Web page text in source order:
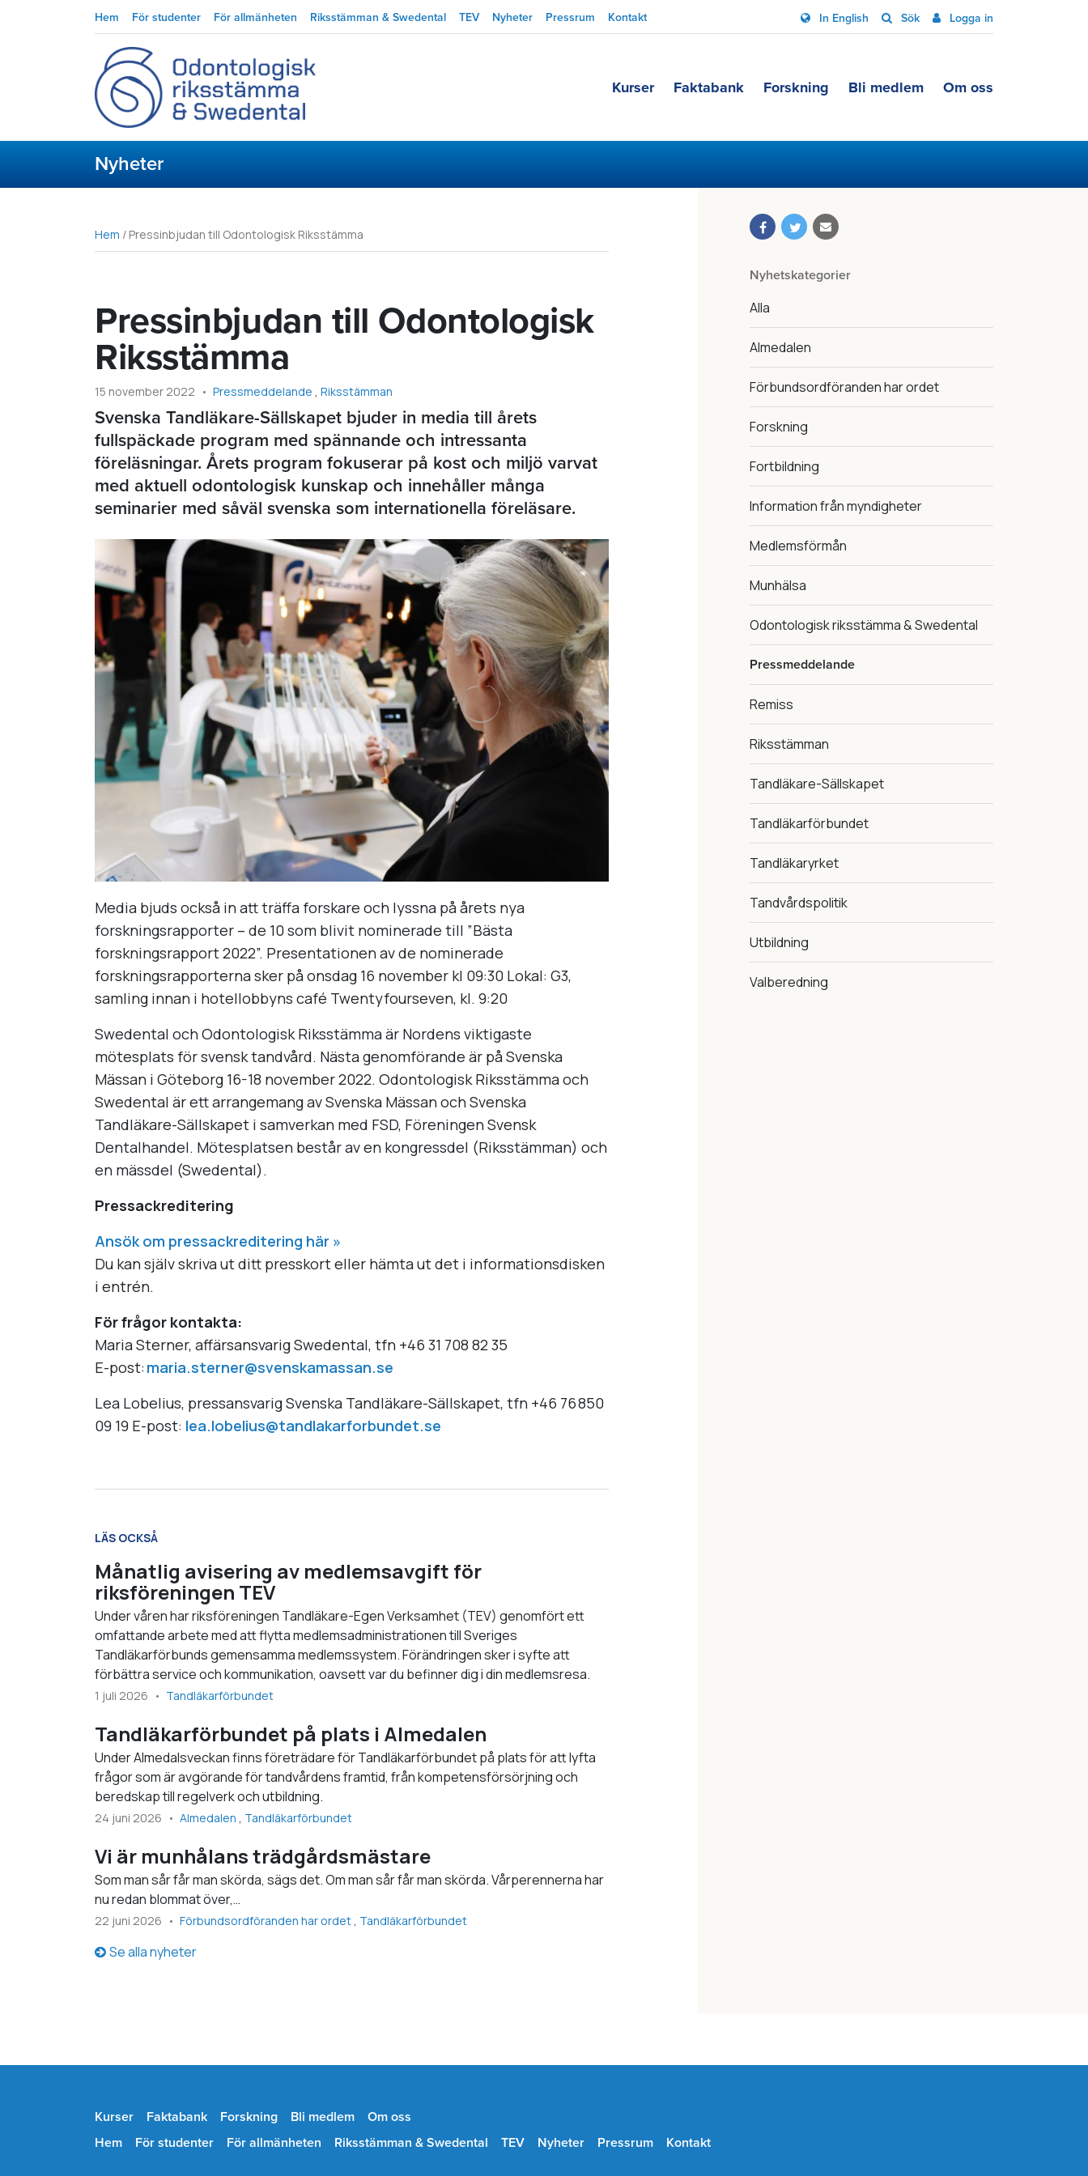
Hem För studenter För allmänheten Riksstämman & Swedental TEV Nyheter Pressrum Kontakt In English Sök Logga in
Kurser Faktabank Forskning Bli medlem Om oss
Nyheter
Nyhetskategorier
Alla
Almedalen
Förbundsordföranden har ordet
Forskning
Fortbildning
Information från myndigheter
Medlemsförmån
Munhälsa
Odontologisk riksstämma & Swedental
Pressmeddelande
Remiss
Riksstämman
Tandläkare-Sällskapet
Tandläkarförbundet
Tandläkaryrket
Tandvårdspolitik
Utbildning
Valberedning
Hem / Pressinbjudan till Odontologisk Riksstämma
Pressinbjudan till Odontologisk
Riksstämma
15 november 2022 Pressmeddelande Riksstämman
Svenska Tandläkare-Sällskapet bjuder in media till årets
fullspäckade program med spännande och intressanta
föreläsningar. Årets program fokuserar på kost och miljö varvat
med aktuell odontologisk kunskap och innehåller många
seminarier med såväl svenska som internationella föreläsare.
Media bjuds också in att träffa forskare och lyssna på årets nya
forskningsrapporter – de 10 som blivit nominerade till ”Bästa
forskningsrapport 2022”. Presentationen av de nominerade
forskningsrapporterna sker på onsdag 16 november kl 09:30 Lokal: G3,
samling innan i hotellobbyns café Twentyfourseven, kl. 9:20
Swedental och Odontologisk Riksstämma är Nordens viktigaste
mötesplats för svensk tandvård. Nästa genomförande är på Svenska
Mässan i Göteborg 16-18 november 2022. Odontologisk Riksstämma och
Swedental är ett arrangemang av Svenska Mässan och Svenska
Tandläkare-Sällskapet i samverkan med FSD, Föreningen Svensk
Dentalhandel. Mötesplatsen består av en kongressdel (Riksstämman) och
en mässdel (Swedental).
Pressackreditering
Ansök om pressackreditering här »
Du kan själv skriva ut ditt presskort eller hämta ut det i informationsdisken
i entrén.
För frågor kontakta:
Maria Sterner, affärsansvarig Swedental, tfn +46 31 708 82 35
E-post:maria.sterner@svenskamassan.se
Lea Lobelius, pressansvarig Svenska Tandläkare-Sällskapet, tfn +46 76 850
09 19 E-post: lea.lobelius@tandlakarforbundet.se
LÄS OCKSÅ
Månatlig avisering av medlemsavgift för
riksföreningen TEV
Under våren har riksföreningen Tandläkare-Egen Verksamhet (TEV) genomfört ett
omfattande arbete med att flytta medlemsadministrationen till Sveriges
Tandläkarförbunds gemensamma medlemssystem. Förändringen sker i syfte att
förbättra service och kommunikation, oavsett var du befinner dig i din medlemsresa.
1 juli 2026 Tandläkarförbundet
Tandläkarförbundet på plats i Almedalen
Under Almedalsveckan finns företrädare för Tandläkarförbundet på plats för att lyfta
frågor som är avgörande för tandvårdens framtid, från kompetensförsörjning och
beredskap till regelverk och utbildning.
24 juni 2026 Almedalen Tandläkarförbundet
Vi är munhålans trädgårdsmästare
Som man sår får man skörda, sägs det. Om man sår får man skörda. Vårperennerna har
nu redan blommat över,…
22 juni 2026 Förbundsordföranden har ordet Tandläkarförbundet
Se alla nyheter
Kurser Faktabank Forskning Bli medlem
Om oss
Hem
För studenter För allmänheten Riksstämman & Swedental TEV Nyheter Pressrum Kontakt